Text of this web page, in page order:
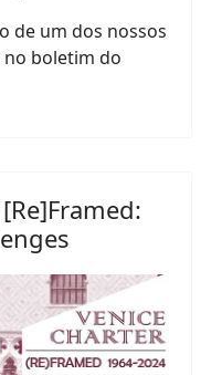
de um dos nossos
no boletim do